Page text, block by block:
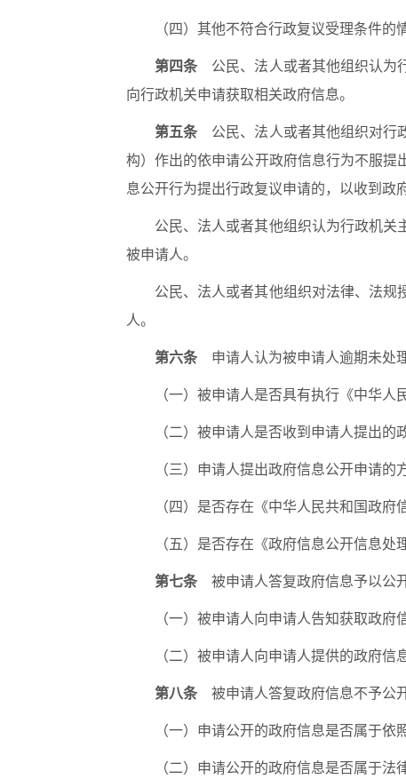
（四）其他不符合行政复议受理条件的
第四条 公民、法人或者其他组织认为
向行政机关申请获取相关政府信息。
第五条 公民、法人或者其他组织对行
构）作出的依申请公开政府信息行为不服
息公开行为提出行政复议申请的，以收到政
公民、法人或者其他组织认为行政机关
被申请人。
公民、法人或者其他组织对法律、法
人。
第六条 申请人认为被申请人逾期未处
（一）被申请人是否具有执行《中华人
（二）被申请人是否收到申请人提出的
（三）申请人提出政府信息公开申请的
（四）是否存在《中华人民共和国政
（五）是否存在《政府信息公开信息处
第七条 被申请人答复政府信息予以公
（一）被申请人向申请人告知获取政府
（二）被申请人向申请人提供的政府信
第八条 被申请人答复政府信息不予公
（一）申请公开的政府信息是否属于依
（二）申请公开的政府信息是否属于法